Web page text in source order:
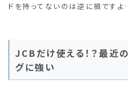
ドを持ってないのは逆に損です
JCBだけ使える！？最近
グに強い